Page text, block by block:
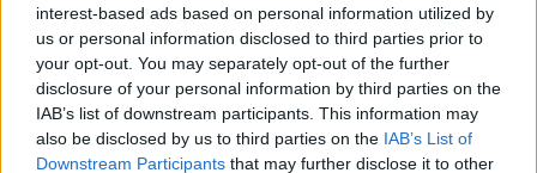
interest-based ads based on personal information utilized by
us or personal information disclosed to third parties prior to
your opt-out. You may separately opt-out of the further
disclosure of your personal information by third parties on the
IAB’s list of downstream participants. This information may
also be disclosed by us to third parties on the IAB’s List of
Downstream Participants that may further disclose it to other
07.08.2026 -Bosch Powertrain s.r.o. Jihlava • obsluha CNC strojů •
48.400 Kč • náborový bonus 50.000 Kč • příspěvek na ubytování
okres Jihlava)
06.08.2026 - Bosch Powertrain s.r.o. Jihlava • CNC operátor• mzda
Kč • náborový bonus 50.000 Kč • příspěvek na ubytování (Jihlava,
Jihlava)
06.08.2026 -
Bosch Powertrain s.r.o. • montážní dělník • mzda 44.700
týdenní zálohy na mzdu 2.000 Kč (Jihlava, okres Jihlava)